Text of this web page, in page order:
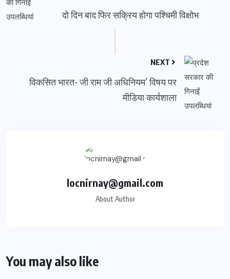
दो दिन बाद फिर सक्रिय होगा पश्चिमी विक्षोभ
NEXT
विकसित भारत- जी राम जी अधिनियम’ विषय पर
मीडिया कार्यशाला
locnirnay@gmail.com
About Author
You may also like